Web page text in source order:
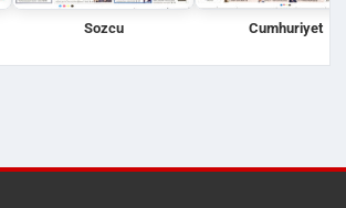
Sozcu Cumhuriyet